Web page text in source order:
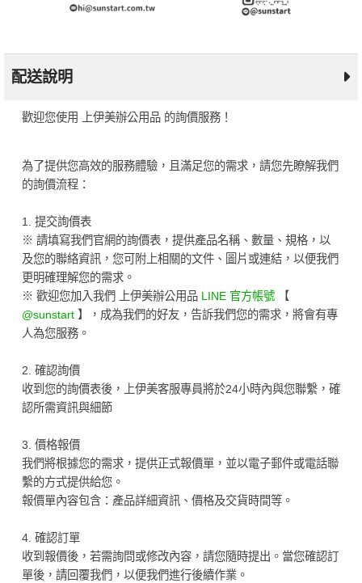
配送說明
歡迎您使用 上伊美辦公用品 的詢價服務！
為了提供您高效的服務體驗，且滿足您的需求，請您先瞭解我們
的詢價流程：
1. 提交詢價表
※ 請填寫我們官網的詢價表，提供產品名稱、數量、規格，以
及您的聯絡資訊，您可附上相關的文件、圖片或連結，以便我們
更明確理解您的需求。
※ 歡迎您加入我們 上伊美辦公用品 LINE 官方帳號【
@sunstart】，成為我們的好友，告訴我們您的需求，將會有專
人為您服務。
2. 確認詢價
收到您的詢價表後，上伊美客服專員將於24小時內與您聯繫，確
認所需資訊與細節
3. 價格報價
我們將根據您的需求，提供正式報價單，並以電子郵件或電話聯
繫的方式提供給您。
報價單內容包含：產品詳細資訊、價格及交貨時間等。
4. 確認訂單
收到報價後，若需詢問或修改內容，請您隨時提出。當您確認訂
單後，請回覆我們，以便我們進行後續作業。